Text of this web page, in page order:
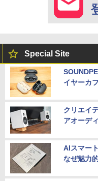
Special Site
イヤーカ
クリエイ
アオーデ
AIスマー
なぜ魅力